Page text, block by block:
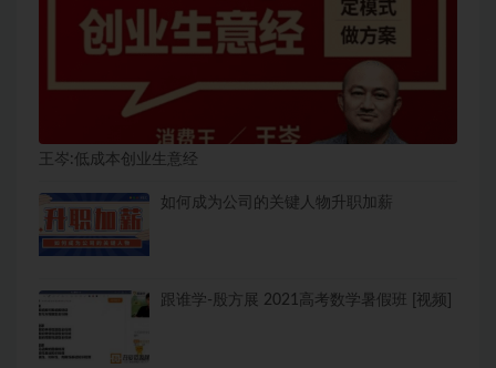
王岑:低成本创业生意经
如何成为公司的关键人物升职加薪
跟谁学-殷方展 2021高考数学暑假班 [视频]